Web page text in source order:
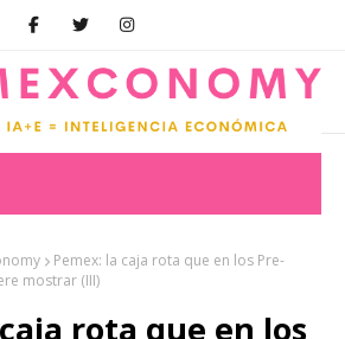
Pemex: la caja rota que en los Pre-
mostrar (III)
rota que en los